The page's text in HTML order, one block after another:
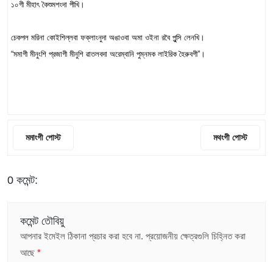
১০গী মীহাৎ কৈশুমশংদা পীখি।
চেকপল মরিনা কোইশিল্লবা ফক্লাংনুদা অঙাওবা অমা ওইনা রবৈ পুন্সি লেনখি।
“মমাগী মীনুংশি প্রজাগী মীনুশি ৱাতলবদা অরেম্বানি পুম্নমক লাইরিক হৈরুবগী”।
মমাংগী পোস্ট মথংগী পোস্ট
0 কমেন্ট:
কমেন্ট তৌবিয়ু
আপনার ইমেইল ঠিকানা প্রচার করা হবে না. প্রয়োজনীয় ক্ষেত্রগুলি চিহ্নিত করা
আছে *